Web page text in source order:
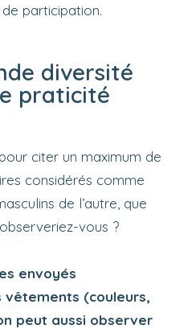
participation.
diversité
praticité
citer un maximum de
considérés comme
de l’autre, que
vous ?
envoyés
(couleurs,
peut aussi observer